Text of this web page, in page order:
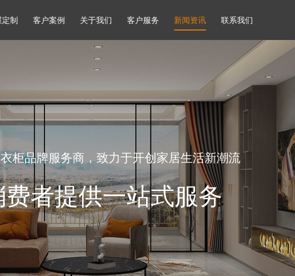
衣帽间
制 客户案例
书柜系列 酒柜系列 鞋柜系列
关于我们
发展历程
客户服务 新闻资讯
家具定制厂家
联系我们
柜品牌服务商，致力于开创家居生活新潮流
者提供一站式服务